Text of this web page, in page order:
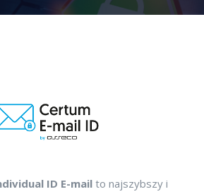
ID E-mail to najszybszy i